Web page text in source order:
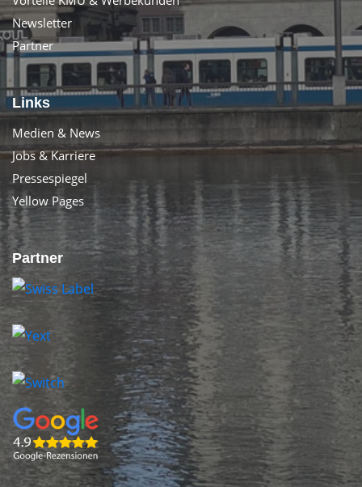
Newsletter
Partner
Links
Medien & News
Jobs & Karriere
Pressespiegel
Yellow Pages
Partner